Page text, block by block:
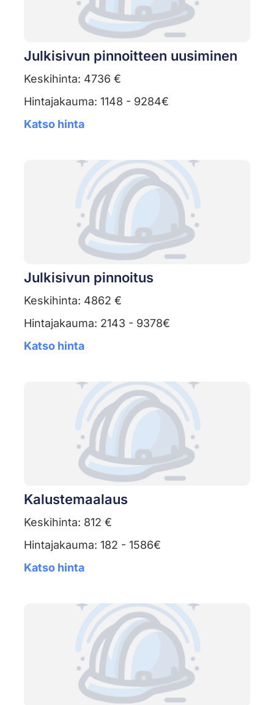
Julkisivun pinnoitteen uusiminen
Keskihinta: 4736 €
Hintajakauma: 1148 - 9284€
Katso hinta
Julkisivun pinnoitus
Keskihinta: 4862 €
Hintajakauma: 2143 - 9378€
Katso hinta
Kalustemaalaus
Keskihinta: 812 €
Hintajakauma: 182 - 1586€
Katso hinta